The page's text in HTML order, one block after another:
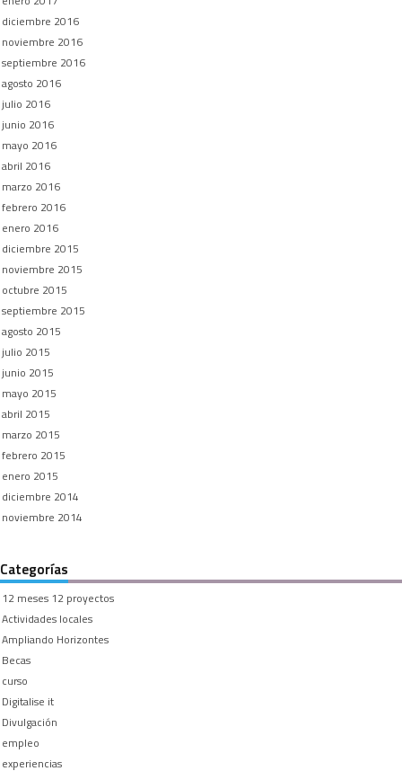
diciembre 2016
noviembre 2016
septiembre 2016
agosto 2016
julio 2016
junio 2016
mayo 2016
abril 2016
marzo 2016
febrero 2016
enero 2016
diciembre 2015
noviembre 2015
octubre 2015
septiembre 2015
agosto 2015
julio 2015
junio 2015
mayo 2015
abril 2015
marzo 2015
febrero 2015
enero 2015
diciembre 2014
noviembre 2014
Categorías
12 meses 12 proyectos
Actividades locales
Ampliando Horizontes
Becas
curso
Digitalise it
Divulgación
empleo
experiencias